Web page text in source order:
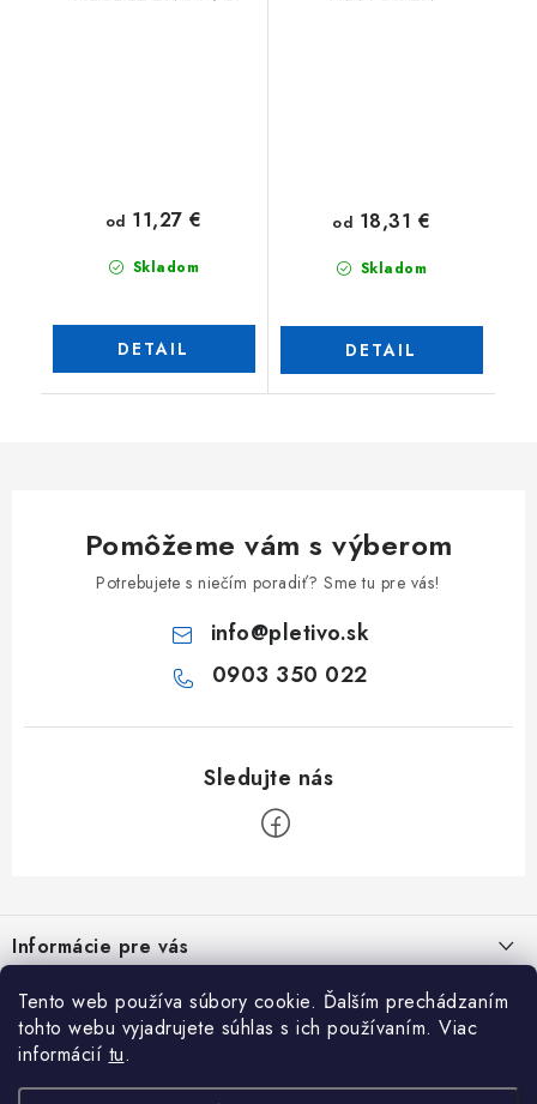
Tento web používa súbory cookie. Ďalším prechádzaním
tohto webu vyjadrujete súhlas s ich používaním. Viac
informácií tu.
Skladom
od 11,27 €
DETAIL
Skladom
od 18,31 €
DETAIL
Pomôžeme vám s výberom
Potrebujete s niečím poradiť? Sme tu pre vás!
info@pletivo.sk
0903 350 022
pInformácie pre vás
Obchodné podmienky
Reklamačný poriadok
Podmienky ochrany osobných údajov
Inšpirujte sa
Cenovo dostupné oplotenie veľkej záhrady
Otváracie hodiny PO - PIA / 7:00 - 16:00 hod. SO / zatvorené NE